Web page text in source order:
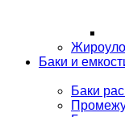
Баки и
Баки